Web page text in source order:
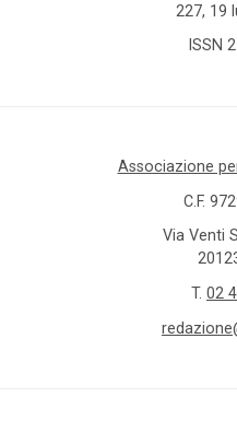
227, 19
ISSN
Associazione
C.F.
Via Venti
T. 02